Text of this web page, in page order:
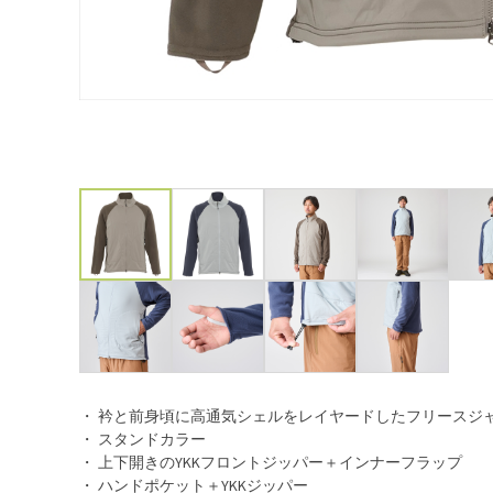
・ 衿と前身頃に高通気シェルをレイヤードしたフリースジ
・ スタンドカラー
・ 上下開きのYKKフロントジッパー＋インナーフラップ
・ ハンドポケット＋YKKジッパー